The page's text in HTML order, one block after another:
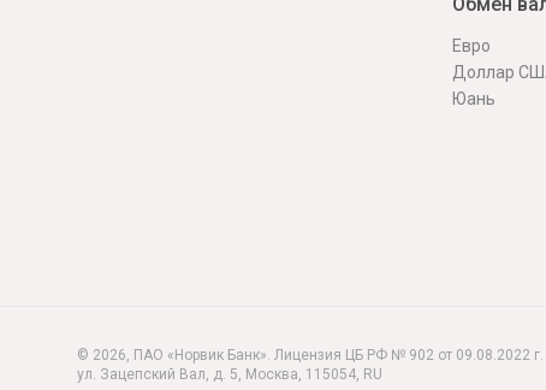
Евро
Доллар
Юань
© 2026, ПАО «Норвик Банк». Лицензия ЦБ РФ № 902 от 09.08.2022 г.
ул. Зацепский Вал, д. 5, Москва, 115054, RU